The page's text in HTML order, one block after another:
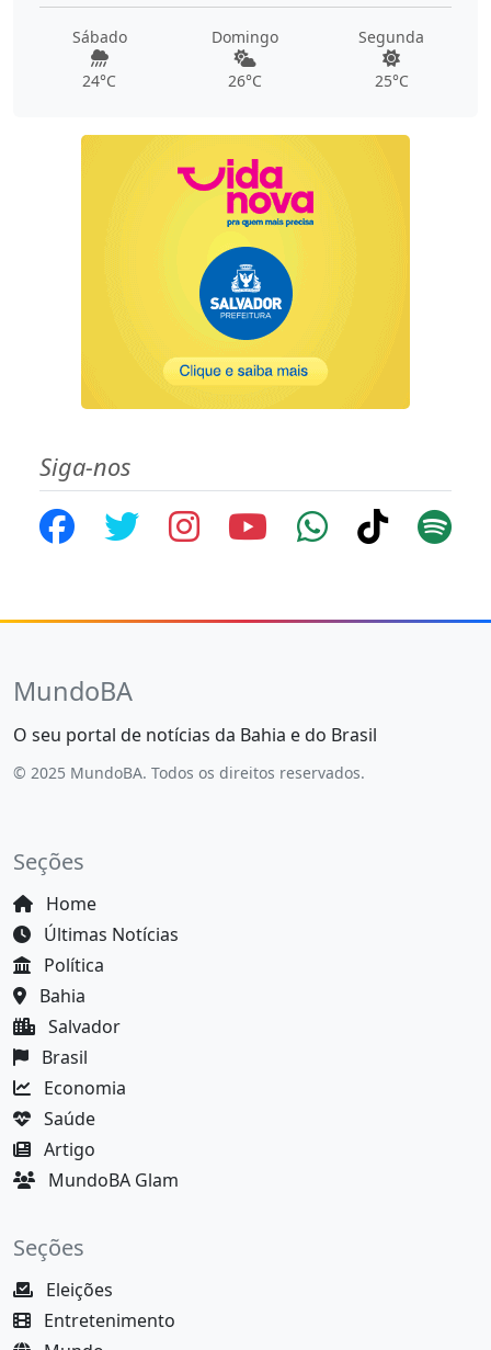
Sábado
24°C
Domingo
26°C
Segunda
25°C
Siga-nos
MundoBA
O seu portal de notícias da Bahia e do Brasil
© 2025 MundoBA. Todos os direitos reservados.
Seções
Home
Últimas Notícias
Política
Bahia
Salvador
Brasil
Economia
Saúde
Artigo
MundoBA Glam
Seções
Eleições
Entretenimento